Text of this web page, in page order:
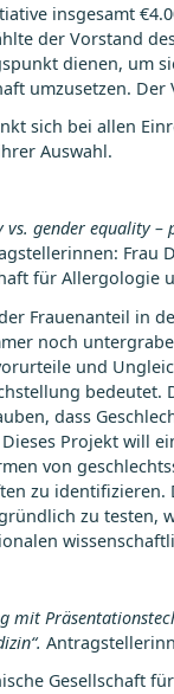
insgesamt
der Vorstand
dienen, um
umzusetzen.
sich bei allen
Auswahl.
vs. gender equality
Frau
für Allergologie
Frauenanteil in
noch
und
dass
Projekt will
von
zu
zu testen,
mit
“.
Gesellschaft